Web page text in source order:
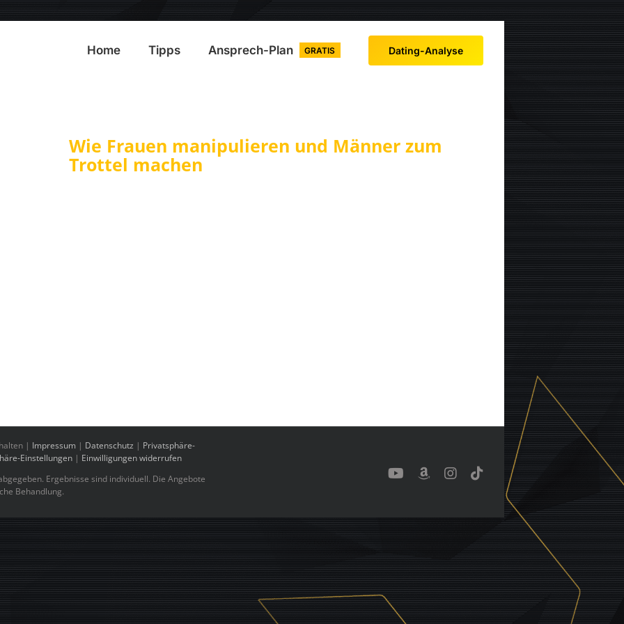
Home Tipps Ansprech-Plan GRATIS Dating-Analyse
Wie Frauen manipulieren und Männer zum
Trottel machen
| Impressum | Datenschutz | Privatsphäre-
Einstellungen | Einwilligungen widerrufen
Ergebnisse sind individuell. Die Angebote
Behandlung.
YouTubeBenutzerdefiniert
Instagram
Tiktok